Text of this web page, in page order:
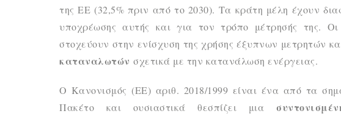
της ΕΕ (32,5% πριν από το 2030). Τα κράτη μέλη έχουν
υποχρέωσης αυτής και για τον τρόπο μέτρησής της.
στοχεύουν στην ενίσχυση της χρήσης έξυπνων μετρητών
καταναλωτών σχετικά με την κατανάλωση ενέργειας.
Ο Κανονισμός (ΕΕ) αριθ. 2018/1999 είναι ένα από τα
Πακέτο και ουσιαστικά θεσπίζει μια